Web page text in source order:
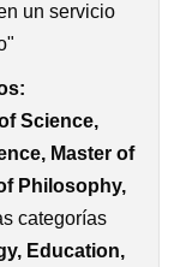
un servicio
Science,
Master of
Philosophy,
categorías
Education,